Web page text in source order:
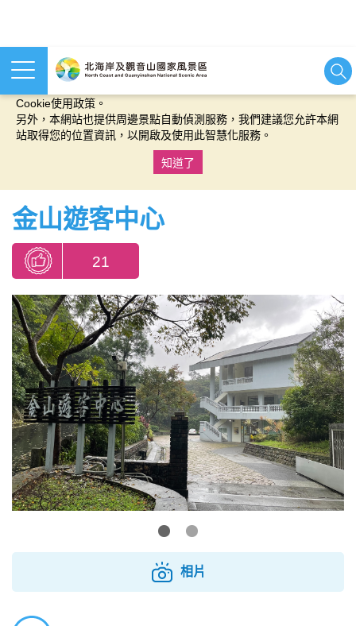
本網站使用cookies等相關技術以持續優化網站服務，並有助於為
Cookie使用政策。
另外，本網站也提供周邊景點自動偵測服務，我們建議您允許本網
站取得您的位置資訊，以開啟及使用此智慧化服務。
知道了
金山遊客中心
21
相片